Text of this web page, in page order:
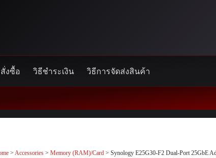
งซื้อ วิธีชำระเงิน วิธีการจัดส่งสินค้า
>Accessories >Memory (RAM)/Card > Synology E25G30-F2 Dual-Port 25GbE